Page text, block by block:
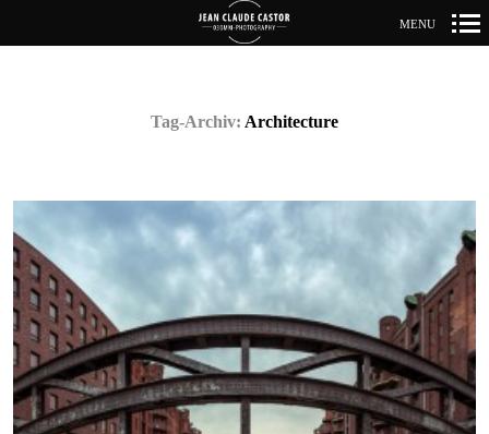
MENU
Tag-Archiv: Architecture